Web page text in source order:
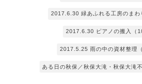
2017.6.30 緑あふれる工房のまわ
2017.6.30 ピアノの搬入（
2017.5.25 雨の中の資材整理（
ある日の秋保／秋保大滝・秋保大滝